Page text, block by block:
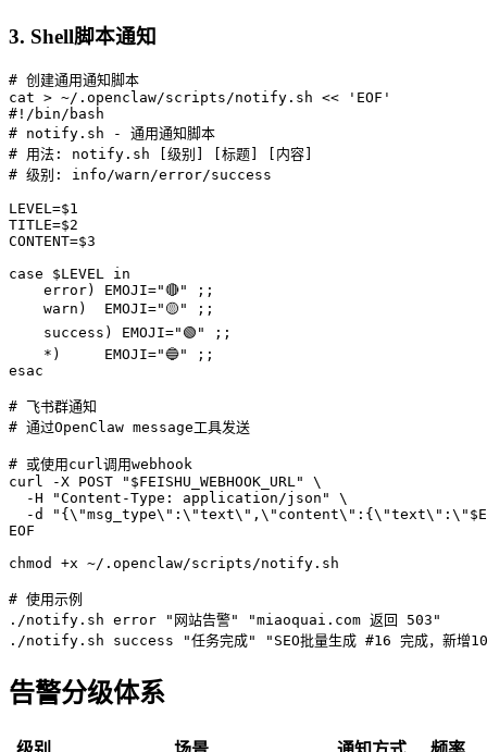
3. Shell脚本通知
# 创建通用通知脚本
cat > ~/.openclaw/scripts/notify.sh << 'EOF'
#!/bin/bash
# notify.sh - 通用通知脚本
# 用法: notify.sh [级别] [标题] [内容]
# 级别: info/warn/error/success
LEVEL=$1
TITLE=$2
CONTENT=$3
case $LEVEL in
    error) EMOJI="🔴" ;;
    warn)  EMOJI="🟡" ;;
    success) EMOJI="🟢" ;;
    *)     EMOJI="🔵" ;;
esac
# 飞书群通知
# 通过OpenClaw message工具发送
# 或使用curl调用webhook
curl -X POST "$FEISHU_WEBHOOK_URL" \
  -H "Content-Type: application/json" \
-d
EOF
chmod +x ~/.openclaw/scripts/notify.sh
# 使用示例
./notify.sh error "网站告警" "miaoquai.com 返回 503"
./notify.sh success "任务完成" "SEO批量生成 #16 完成，新增
告警分级体系